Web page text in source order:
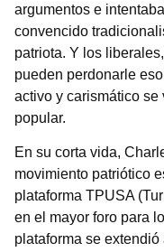
argumentos e
convencido
patriota. Y los
pueden perdonarle
activo y carismático
popular.
En su corta vida,
movimiento patriótico
plataforma TPUSA
en el mayor foro para
plataforma se